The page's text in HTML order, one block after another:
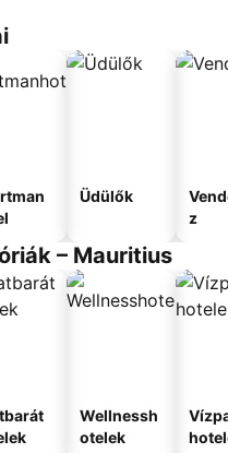
Üdülők
z
– Mauritius
Wellnessh
otelek